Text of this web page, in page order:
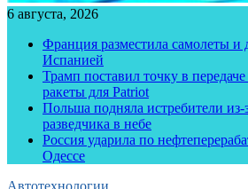
6 августа, 2026
Франция разместила самолеты и
Испанией
Трамп поставил точку в
ракеты для Patriot
Польша подняла истребители из-
разведчика в небе
Россия ударила по
Одессе
Автотехнологии